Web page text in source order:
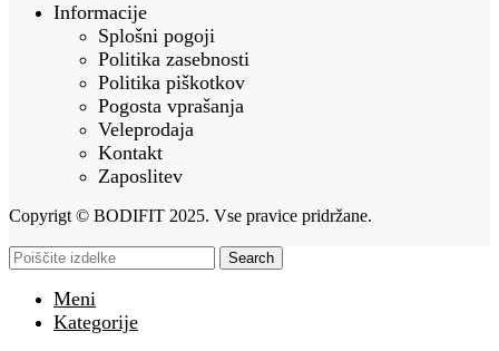
Informacije
Splošni pogoji
Politika zasebnosti
Politika piškotkov
Pogosta vprašanja
Veleprodaja
Kontakt
Zaposlitev
Copyrigt © BODIFIT 2025. Vse pravice pridržane.
Search
Meni
Kategorije